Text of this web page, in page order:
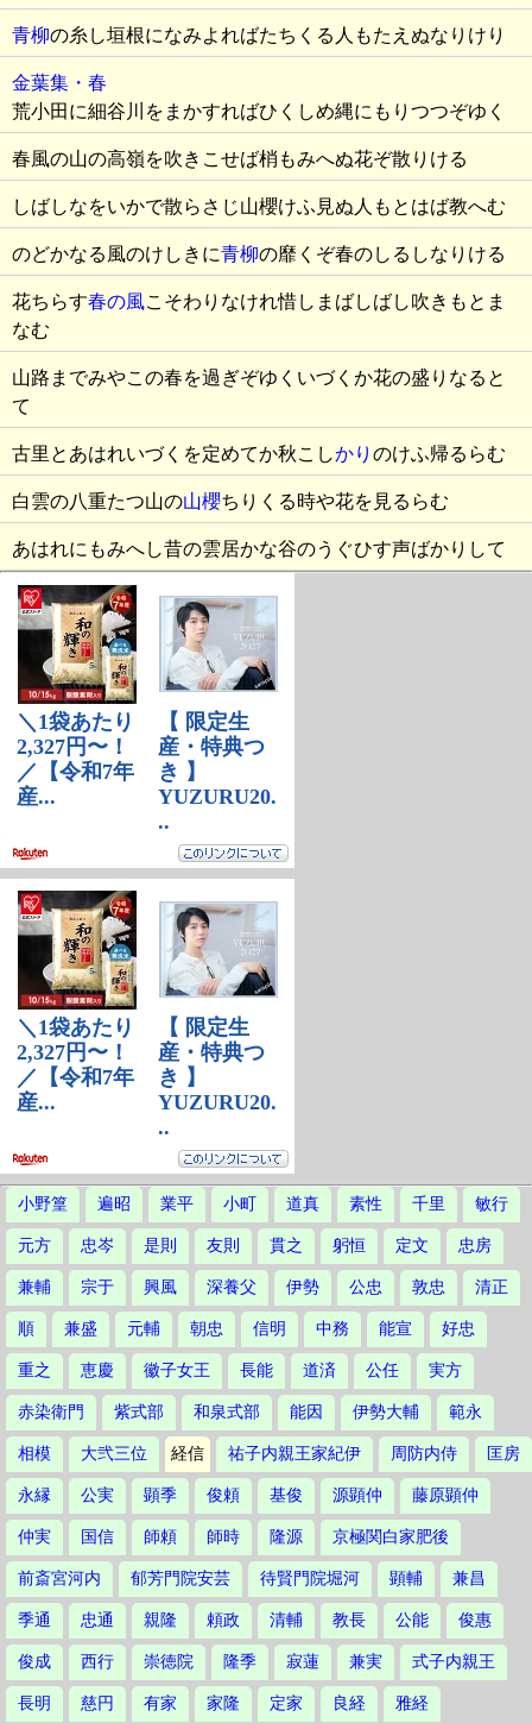
青柳の糸し垣根になみよればたちくる人もたえぬなりけり
金葉集・春
荒小田に細谷川をまかすればひくしめ縄にもりつつぞゆく
春風の山の高嶺を吹きこせば梢もみへぬ花ぞ散りける
しばしなをいかで散らさじ山櫻けふ見ぬ人もとはば教へむ
のどかなる風のけしきに青柳の靡くぞ春のしるしなりける
花ちらす春の風こそわりなけれ惜しまばしばし吹きもとま
なむ
山路までみやこの春を過ぎぞゆくいづくか花の盛りなると
て
古里とあはれいづくを定めてか秋こしかり のけふ帰るらむ
白雲の八重たつ山の山櫻ちりくる時や花を見るらむ
あはれにもみへし昔の雲居かな谷のうぐひす声ばかりして
小野篁 遍昭 業平 小町 道真 素性 千里 敏行
元方 忠岑 是則 友則 貫之 躬恒 定文 忠房
兼輔 宗于 興風 深養父 伊勢 公忠 敦忠 清正
順 兼盛 元輔 朝忠 信明 中務 能宣 好忠
重之 恵慶 徽子女王 長能 道済 公任 実方
赤染衛門 紫式部 和泉式部 能因 伊勢大輔 範永
相模 大弐三位 経信 祐子内親王家紀伊 周防内侍 匡房
永縁 公実 顕季 俊頼 基俊 源顕仲 藤原顕仲
仲実 国信 師頼 師時 隆源 京極関白家肥後
前斎宮河内 郁芳門院安芸 待賢門院堀河 顕輔 兼昌
季通 忠通 親隆 頼政 清輔 教長 公能 俊惠
俊成 西行 崇徳院 隆季 寂蓮 兼実 式子内親王
長明 慈円 有家 家隆 定家 良経 雅経